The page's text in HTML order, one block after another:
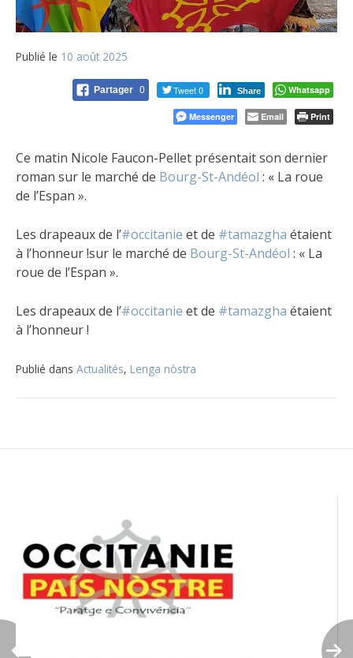
Publié le 10 août 2025
Partager 0 Tweet 0 Share Whatsapp
Messenger Email Print
Ce matin Nicole Faucon-Pellet présentait son dernier
roman sur le marché de Bourg-St-Andéol : « La roue
de l’Espan ».
Les drapeaux de l’#occitanie et de #tamazgha étaient
à l’honneur !sur le marché de Bourg-St-Andéol : « La
roue de l’Espan ».
Les drapeaux de l’#occitanie et de #tamazgha étaient
à l’honneur !
Publié dans Actualités, Lenga nòstra